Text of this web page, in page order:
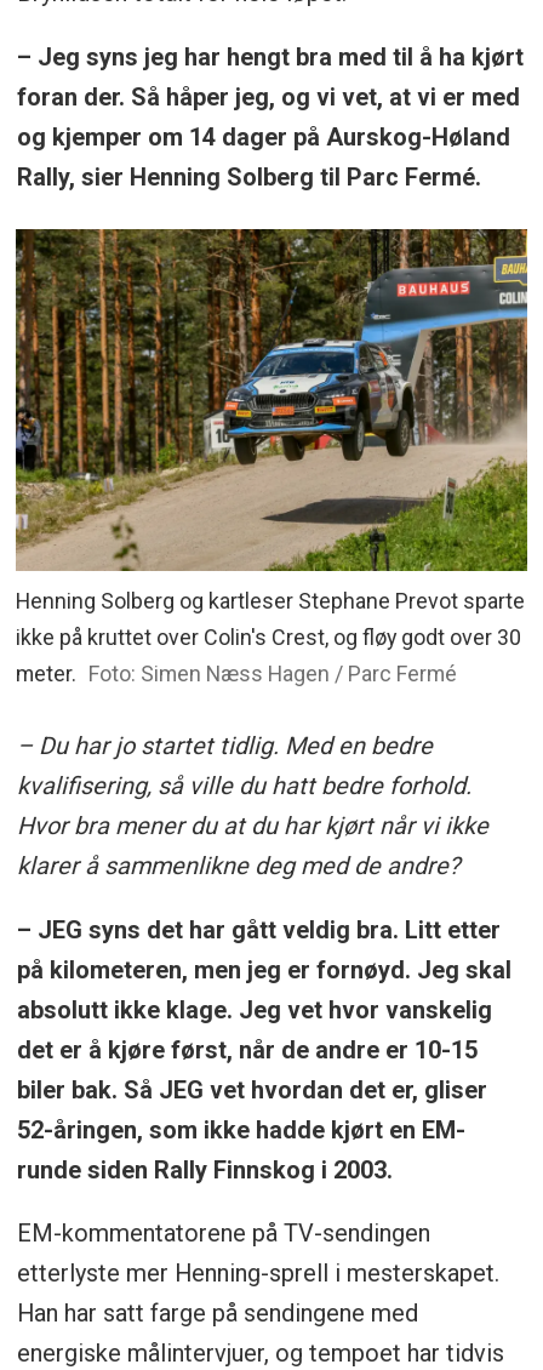
– Jeg syns jeg har hengt bra med til å ha kjørt
foran der. Så håper jeg, og vi vet, at vi er med
og kjemper om 14 dager på Aurskog-Høland
Rally, sier Henning Solberg til Parc Fermé.
Henning Solberg og kartleser Stephane Prevot sparte
ikke på kruttet over Colin's Crest, og fløy godt over 30
meter. Foto: Simen Næss Hagen / Parc Fermé
– Du har jo startet tidlig. Med en bedre
kvalifisering, så ville du hatt bedre forhold.
Hvor bra mener du at du har kjørt når vi ikke
klarer å sammenlikne deg med de andre?
– JEG syns det har gått veldig bra. Litt etter
på kilometeren, men jeg er fornøyd. Jeg skal
absolutt ikke klage. Jeg vet hvor vanskelig
det er å kjøre først, når de andre er 10-15
biler bak. Så JEG vet hvordan det er, gliser
52-åringen, som ikke hadde kjørt en EM-
runde siden Rally Finnskog i 2003.
EM-kommentatorene på TV-sendingen
etterlyste mer Henning-sprell i mesterskapet.
Han har satt farge på sendingene med
energiske målintervjuer, og tempoet har tidvis